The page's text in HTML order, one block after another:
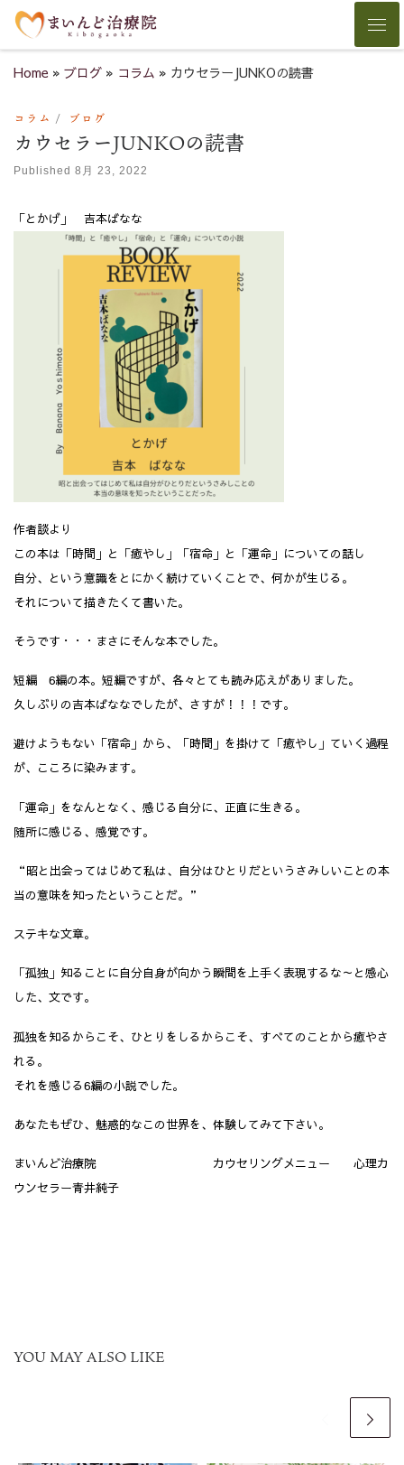
Skip to content
Home » ブログ » コラム » カウセラーJUNKOの読書
コラム ブログ
カウセラーJUNKOの読書
Published 8月 23, 2022
「とかげ」 吉本ばなな
作者談より
この本は「時間」と「癒やし」「宿命」と「運命」についての話し
自分、という意識をとにかく続けていくことで、何かが生じる。
それについて描きたくて書いた。
そうです・・・まさにそんな本でした。
短編 6編の本。短編ですが、各々とても読み応えがありました。
久しぶりの吉本ばななでしたが、さすが！！！です。
避けようもない「宿命」から、「時間」を掛けて「癒やし」ていく過程
が、こころに染みます。
「運命」をなんとなく、感じる自分に、正直に生きる。
随所に感じる、感覚です。
“昭と出会ってはじめて私は、自分はひとりだというさみしいことの本
当の意味を知ったということだ。”
ステキな文章。
「孤独」知ることに自分自身が向かう瞬間を上手く表現するな～と感心
した、文です。
孤独を知るからこそ、ひとりをしるからこそ、すべてのことから癒やさ
れる。
それを感じる6編の小説でした。
あなたもぜひ、魅惑的なこの世界を、体験してみて下さい。
まいんど治療院 カウセリングメニュー 心理カ
ウンセラー青井純子
YOU MAY ALSO LIKE